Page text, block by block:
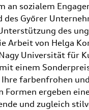
an sozialem
des Győrer
des
Arbeit von Helga
Universität für
einem
Ihre farbenfrohen und
Formen ergeben
und zugleich